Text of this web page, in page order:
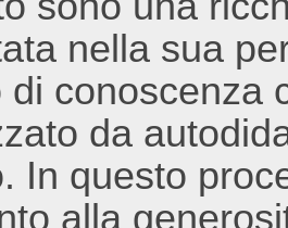
nella sua
di conoscenza
da
In questo
alla